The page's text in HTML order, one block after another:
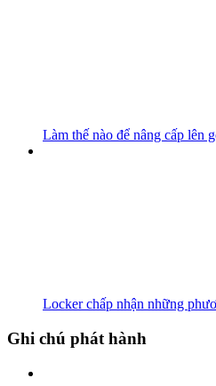
Làm thế nào để nâng cấp lên
Locker chấp nhận những
Ghi chú phát hành